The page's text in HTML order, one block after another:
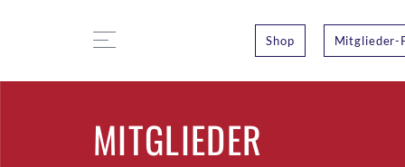
Shop Mitglieder-
MITGLIEDER